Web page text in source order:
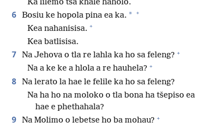
Ka lilemo tsa khale haholo.
6 Bosiu ke hopola pina ea ka. * +
Kea nahanisisa. +
Kea batlisisa.
7 Na Jehova o tla re lahla ka ho sa feleng? +
Na a ke ke a hlola a re hauhela? +
8
Na lerato la hae le felile ka ho sa feleng?
Na ha ho na moloko o tla bona ha tšepiso ea
hae e phethahala?
9 Na Molimo o lebetse ho ba mohau? +